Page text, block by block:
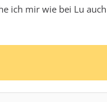
ich mir wie bei Lu